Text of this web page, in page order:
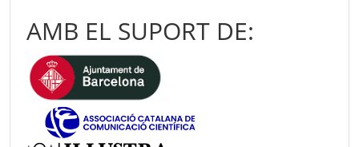
AMB EL SUPORT DE: